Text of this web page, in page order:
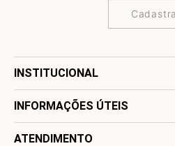
INSTITUCIONAL
INFORMAÇÕES ÚTEIS
ATENDIMENTO